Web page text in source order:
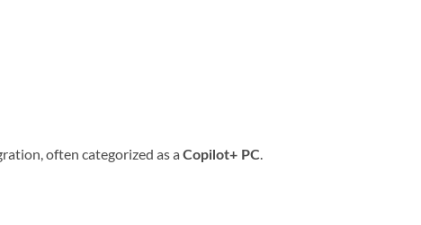
often categorized as a Copilot+ PC